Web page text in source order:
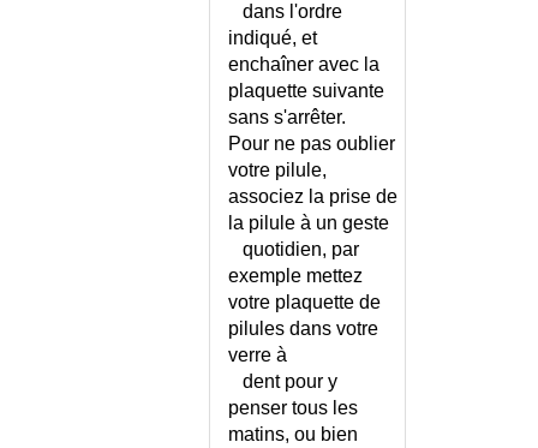
CYCLE DE PROCHASKA
CYPHOSE DORSALE
CYPHOSE DORSALE -
CYRIAX (SYNDROME DE)
CYSTITE AIGUE SIMPLE
CYSTITE CHEZ LA FEMME -
CYSTITE DE L'HOMME HORS
CYSTITE DE LA FEMME HORS
dans l'ordre
indiqué, et
enchaîner avec la
plaquette suivante
sans s'arrêter.
Pour ne pas oublier
votre pilule,
associez la prise de
la pilule à un geste
quotidien, par
exemple mettez
votre plaquette de
pilules dans votre
verre à
dent pour y
penser tous les
matins, ou bien